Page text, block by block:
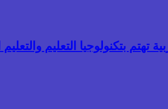
تهتم بتكنولوجيا التعليم والتعليم